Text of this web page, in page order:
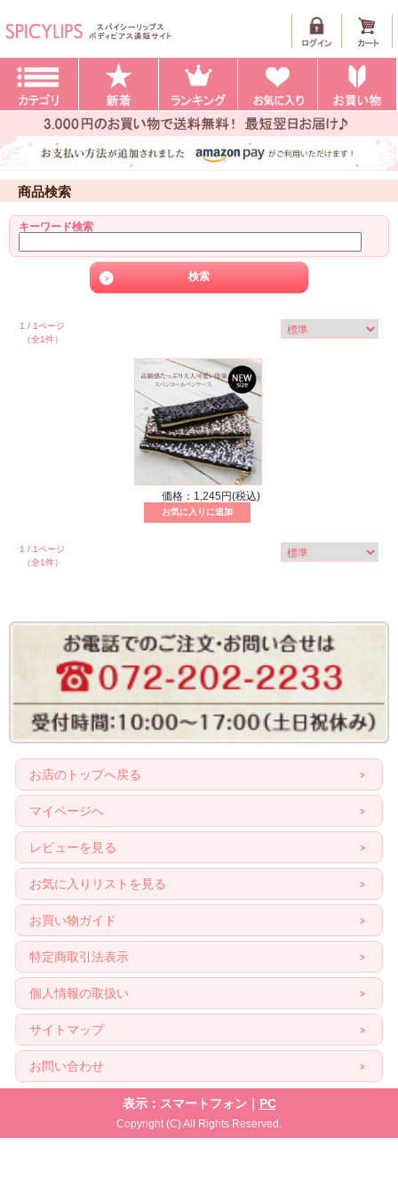
商品検索
キーワード検索
1 / 1ページ
（全1件）
価格：1,245円(税込)
1 / 1ページ
（全1件）
お店のトップへ戻る
マイページへ
レビューを見る
お気に入りリストを見る
お買い物ガイド
特定商取引法表示
個人情報の取扱い
サイトマップ
お問い合わせ
表示：スマートフォン｜ PC
Copyright (C) All Rights Reserved.